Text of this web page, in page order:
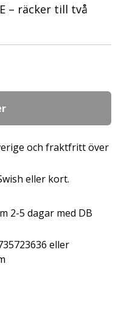
– räcker till två
och fraktfritt över
eller kort.
2-5 dagar med DB
eller